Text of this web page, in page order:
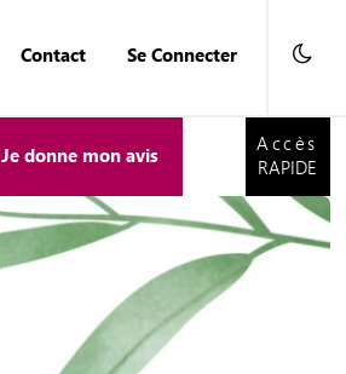
Contact Se Connecter
Accès
Je donne mon avis
Accès
RAPIDE